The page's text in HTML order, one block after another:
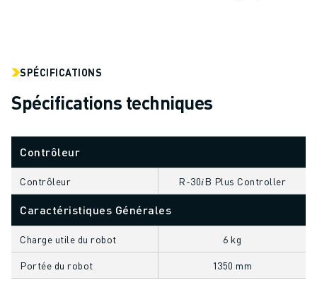
ENTREPOSAGE, LOGISTIQUE, POSTE ET COLIS
APPLICATIONS
TOUTES LES APPLICATIONS
SOUDAGE À L'ARC
ASSEMBLAGE
RECTIFICATION CNC
FRAISAGE CNC
PERÇAGE ET TARAUDAGE À GRANDE VITESSE
ENTRETIEN DES MACHINES
SPÉCIFICATIONS
Spécifications techniques
Contrôleur
Contrôleur R-30𝑖B Plus Controller
Caractéristiques Générales
Charge utile du robot 6 kg
Portée du robot 1350 mm